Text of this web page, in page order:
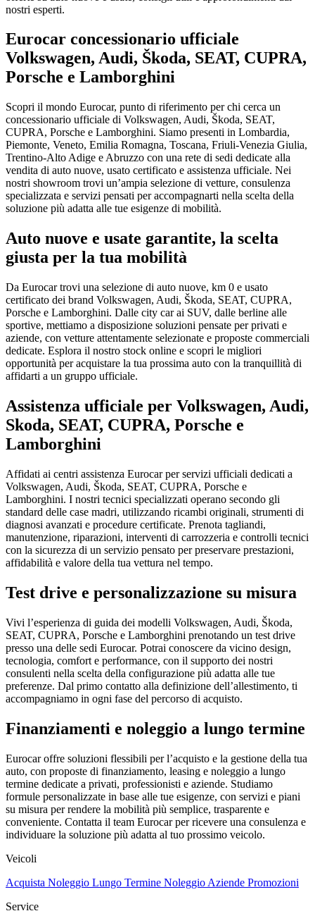
nostri esperti.
Eurocar concessionario ufficiale
Volkswagen, Audi, Škoda, SEAT, CUPRA,
Porsche e Lamborghini
Scopri il mondo Eurocar, punto di riferimento per chi cerca un
concessionario ufficiale di Volkswagen, Audi, Škoda, SEAT,
CUPRA, Porsche e Lamborghini. Siamo presenti in Lombardia,
Piemonte, Veneto, Emilia Romagna, Toscana, Friuli-Venezia Giulia,
Trentino-Alto Adige e Abruzzo con una rete di sedi dedicate alla
vendita di auto nuove, usato certificato e assistenza ufficiale. Nei
nostri showroom trovi un’ampia selezione di vetture, consulenza
specializzata e servizi pensati per accompagnarti nella scelta della
soluzione più adatta alle tue esigenze di mobilità.
Auto nuove e usate garantite, la scelta
giusta per la tua mobilità
Da Eurocar trovi una selezione di auto nuove, km 0 e usato
certificato dei brand Volkswagen, Audi, Škoda, SEAT, CUPRA,
Porsche e Lamborghini. Dalle city car ai SUV, dalle berline alle
sportive, mettiamo a disposizione soluzioni pensate per privati e
aziende, con vetture attentamente selezionate e proposte commerciali
dedicate. Esplora il nostro stock online e scopri le migliori
opportunità per acquistare la tua prossima auto con la tranquillità di
affidarti a un gruppo ufficiale.
Assistenza ufficiale per Volkswagen, Audi,
Skoda, SEAT, CUPRA, Porsche e
Lamborghini
Affidati ai centri assistenza Eurocar per servizi ufficiali dedicati a
Volkswagen, Audi, Škoda, SEAT, CUPRA, Porsche e
Lamborghini. I nostri tecnici specializzati operano secondo gli
standard delle case madri, utilizzando ricambi originali, strumenti di
diagnosi avanzati e procedure certificate. Prenota tagliandi,
manutenzione, riparazioni, interventi di carrozzeria e controlli tecnici
con la sicurezza di un servizio pensato per preservare prestazioni,
affidabilità e valore della tua vettura nel tempo.
Test drive e personalizzazione su misura
Vivi l’esperienza di guida dei modelli Volkswagen, Audi, Škoda,
SEAT, CUPRA, Porsche e Lamborghini prenotando un test drive
presso una delle sedi Eurocar. Potrai conoscere da vicino design,
tecnologia, comfort e performance, con il supporto dei nostri
consulenti nella scelta della configurazione più adatta alle tue
preferenze. Dal primo contatto alla definizione dell’allestimento, ti
accompagniamo in ogni fase del percorso di acquisto.
Finanziamenti e noleggio a lungo termine
Eurocar offre soluzioni flessibili per l’acquisto e la gestione della tua
auto, con proposte di finanziamento, leasing e noleggio a lungo
termine dedicate a privati, professionisti e aziende. Studiamo
formule personalizzate in base alle tue esigenze, con servizi e piani
su misura per rendere la mobilità più semplice, trasparente e
conveniente. Contatta il team Eurocar per ricevere una consulenza e
individuare la soluzione più adatta al tuo prossimo veicolo.
Veicoli
Acquista Noleggio Lungo Termine Noleggio Aziende Promozioni
Service